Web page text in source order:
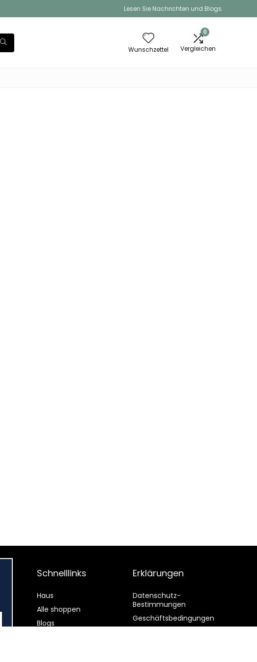
Lesen Sie Nachrichten und Blogs
Wunschzettel
0
Vergleichen
Schnelllinks
Haus
Alle shoppen
Blogs
Erklärungen
Datenschutz-
Bestimmungen
Geschäftsbedingungen